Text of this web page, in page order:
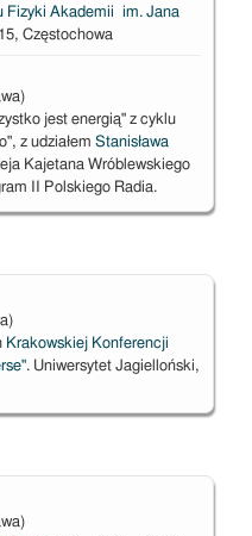
Fizyki Akademii im. Jana
Częstochowa
jest energią" z cyklu
z udziałem Stanisława
Kajetana Wróblewskiego
II Polskiego Radia.
Krakowskiej Konferencji
. Uniwersytet Jagielloński,